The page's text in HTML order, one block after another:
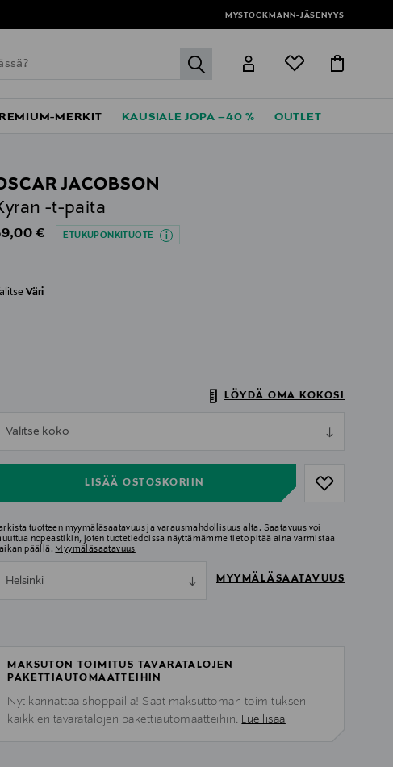
MYSTOCKMANN-JÄSENYYS
label.header.go
MERKIT KAUSIALE JOPA –40 % OUTLET
JACOBSON
-t-paita
Price
€ ETUKUPONKITUOTE
Väri
LÖYDÄ OMA KOKOSI
Valitse koko
LISÄÄ OSTOSKORIIN
tuotteen myymäläsaatavuus ja varausmahdollisuus alta. Saatavuus voi
nopeastikin, joten tuotetiedoissa näyttämämme tieto pitää aina varmistaa
päällä. Myymäläsaatavuus
Helsinki MYYMÄLÄSAATAVUUS
MAKSUTON TOIMITUS TAVARATALOJEN
PAKETTIAUTOMAATTEIHIN
Nyt kannattaa shoppailla! Saat maksuttoman toimituksen
kaikkien tavaratalojen pakettiautomaatteihin. Lue lisää